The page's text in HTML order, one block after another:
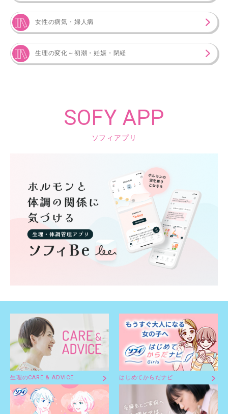
女性の病気・婦人病
生理の変化～初潮・妊娠・閉経
SOFY APP
ソフィアプリ
生理のCARE & ADVICE はじめてからだナビ